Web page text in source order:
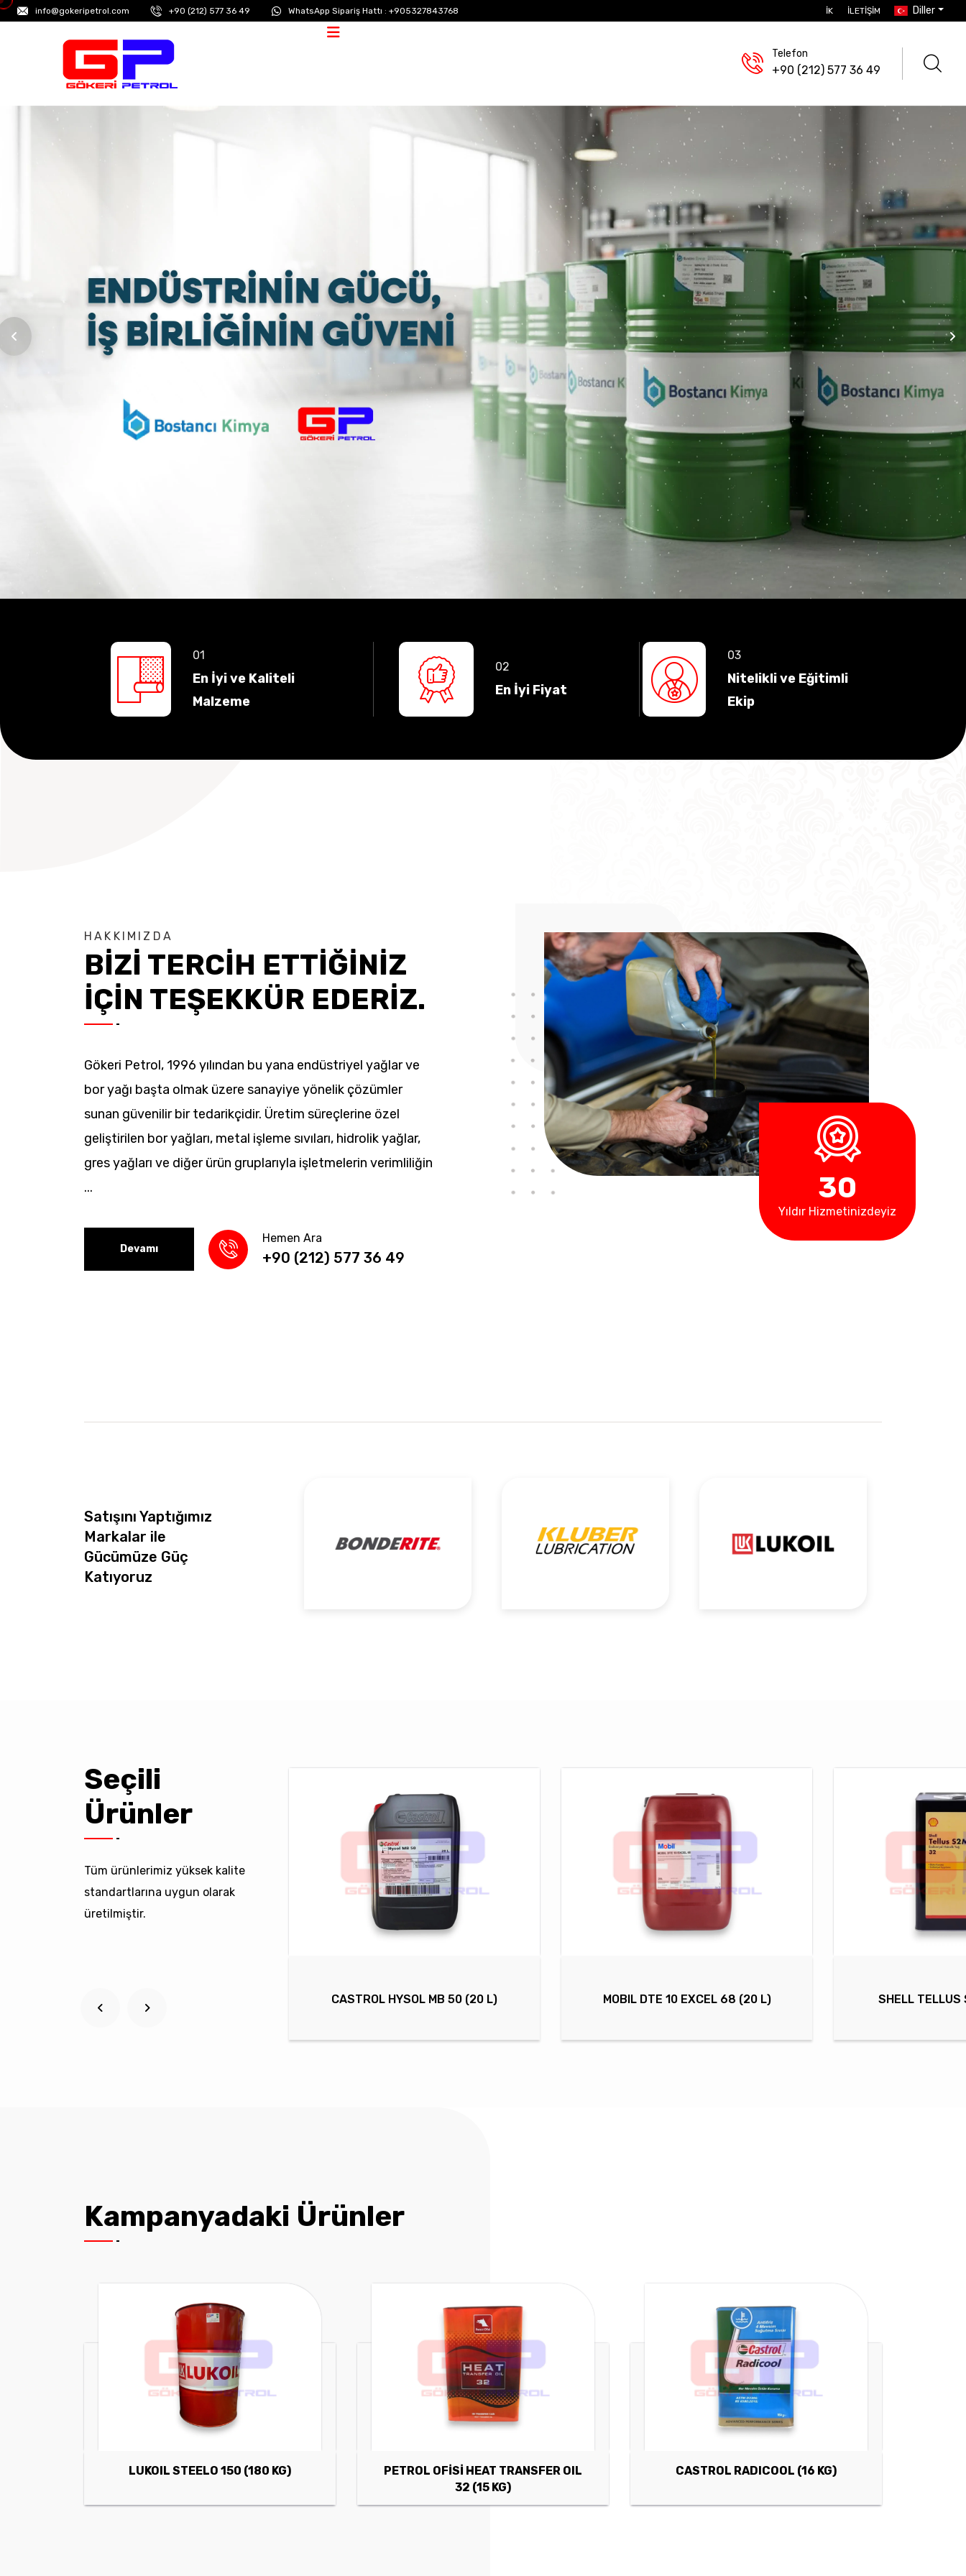
info@gokeripetrol.com +90 (212) 577 36 49 WhatsApp Sipariş Hattı : +905327843768 İK İLETIŞIM Diller
Telefon
+90 (212) 577 36 49
En İyi ve Kaliteli
Malzeme
En İyi Fiyat
Nitelikli ve Eğitimli
Ekip
HAKKIMIZDA
BİZİ TERCİH ETTİĞİNİZ
İÇİN TEŞEKKÜR EDERİZ.
Gökeri Petrol, 1996 yılından bu yana endüstriyel yağlar ve
bor yağı başta olmak üzere sanayiye yönelik çözümler
sunan güvenilir bir tedarikçidir. Üretim süreçlerine özel
geliştirilen bor yağları, metal işleme sıvıları, hidrolik yağlar,
gres yağları ve diğer ürün gruplarıyla işletmelerin verimliliğin
...
Devamı
Hemen Ara
+90 (212) 577 36 49
30
Yıldır Hizmetinizdeyiz
Satışını Yaptığımız
Markalar ile
Gücümüze Güç
Katıyoruz
Seçili
Ürünler
Tüm ürünlerimiz yüksek kalite
standartlarına uygun olarak
üretilmiştir.
CASTROL HYSOL MB 50 (20 L) MOBIL DTE 10 EXCEL 68 (20 L) SHELL TELLUS
Kampanyadaki Ürünler
LUKOIL STEELO 150 (180 KG)
PETROL OFİSİ HEAT TRANSFER OIL
32 (15 KG)
CASTROL RADICOOL (16 KG)